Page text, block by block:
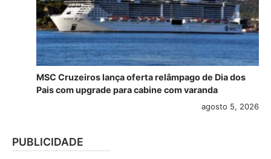
MSC Cruzeiros lança oferta relâmpago de Dia dos
Pais com upgrade para cabine com varanda
agosto 5, 2026
PUBLICIDADE